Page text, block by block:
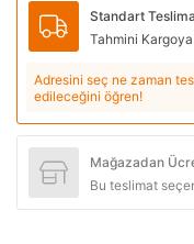
Standart
Tahmini
Adresini seç ne zaman
edileceğini öğren!
Mağazadan
Bu teslimat